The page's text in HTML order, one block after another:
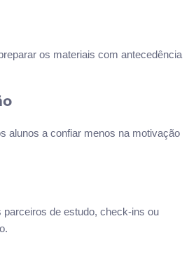
os materiais com antecedência
alunos a confiar menos na motivação
parceiros de estudo, check-ins ou